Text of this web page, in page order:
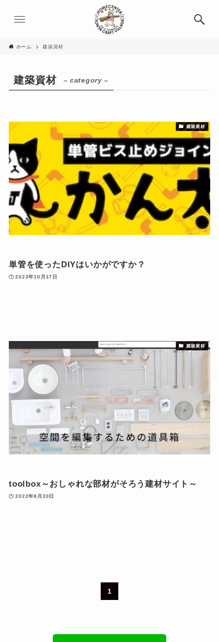
ホーム 建築資材
建築資材 – category –
建築資材
単管を使ったDIYはいかがですか？
2023年10月17日
建築資材
toolbox～おしゃれな部材がそろう建材サイト～
2022年8月30日
1